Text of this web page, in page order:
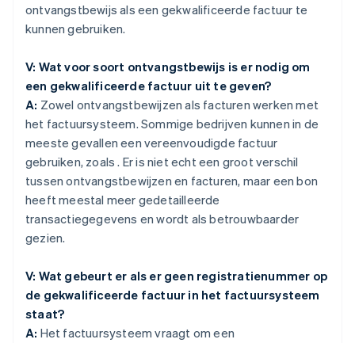
ontvangstbewijs als een gekwalificeerde factuur te
kunnen gebruiken.
V: Wat voor soort ontvangstbewijs is er nodig om
een gekwalificeerde factuur uit te geven?
A: Zowel ontvangstbewijzen als facturen werken met
het factuursysteem. Sommige bedrijven kunnen in de
meeste gevallen een vereenvoudigde factuur
gebruiken, zoals . Er is niet echt een groot verschil
tussen ontvangstbewijzen en facturen, maar een bon
heeft meestal meer gedetailleerde
transactiegegevens en wordt als betrouwbaarder
gezien.
V: Wat gebeurt er als er geen registratienummer op
de gekwalificeerde factuur in het factuursysteem
staat?
A: Het factuursysteem vraagt om een